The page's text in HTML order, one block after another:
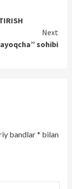
Next
sohibi
bandlar* bilan